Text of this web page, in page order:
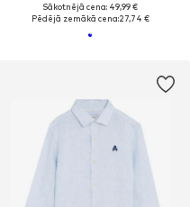
Sākotnējā cena: 49,99 €
Pēdējā zemākā cena:27,74 €